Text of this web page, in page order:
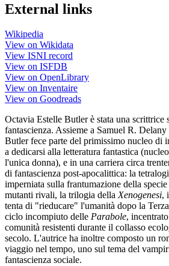
External links
Wikipedia
View on Wikidata
View ISNI record
View on ISFDB
View on OpenLibrary
View on Inventaire
View on Goodreads
Octavia Estelle Butler è stata una scrittrice
fantascienza. Assieme a Samuel R.
Butler fece parte del primissimo nucleo di
a dedicarsi alla letteratura fantastica
l'unica donna), e in una carriera circa
di fantascienza post-apocalittica: la
imperniata sulla frantumazione della
mutanti rivali, la trilogia dellaXenogenesi,
tenta di "rieducare" l'umanità dopo la
ciclo incompiuto delle Parabole,
comunità resistenti durante il collasso
secolo. L'autrice ha inoltre composto un
viaggio nel tempo, uno sul tema del
fantascienza sociale.